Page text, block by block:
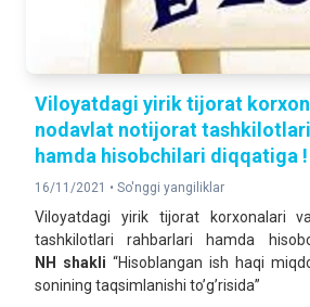
Viloyatdagi yirik tijorat
nodavlat notijorat
hamda hisobchilari diqqatiga !
16/11/2021 • So'nggi yangiliklar
Viloyatdagi yirik tijorat korxonalari
tashkilotlari rahbarlari hamda
NH shakli “Hisoblangan ish haqi
sonining taqsimlanishi to’g’risida”